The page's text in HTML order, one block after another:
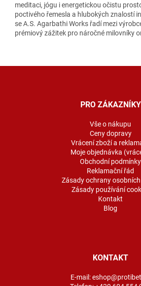
meditaci, jógu i energetickou očistu
poctivého řemesla a hlubokých znalostí
se A.S. Agarbathi Works řadí mezi
prémiový zážitek pro náročné milovníky
PRO ZÁKAZNÍKY
Vše o nákupu
Ceny dopravy
Vrácení zboží a
Moje objednávka
Obchodní podmínky
Reklamační řád
Zásady ochrany
Zásady používání
Kontakt
Blog
KONTAKT
E-mail: